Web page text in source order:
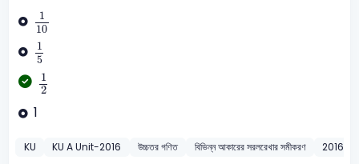
1
10
10
1
5
15
1
2
12
1
KU KU A Unit-2016 উচ্চতর গণিত বিভিন্ন আকারের সরলরেখার সমীকরণ 2016